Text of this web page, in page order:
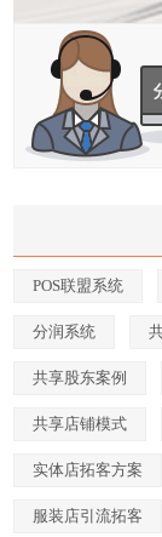
POS联盟系统
分润系统
共享股东案例
共享店铺模式
实体店拓客方案
服装店引流拓客